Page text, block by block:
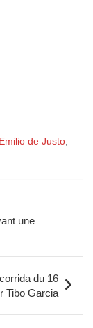
Emilio de Justo,
une
du 16
Tibo Garcia